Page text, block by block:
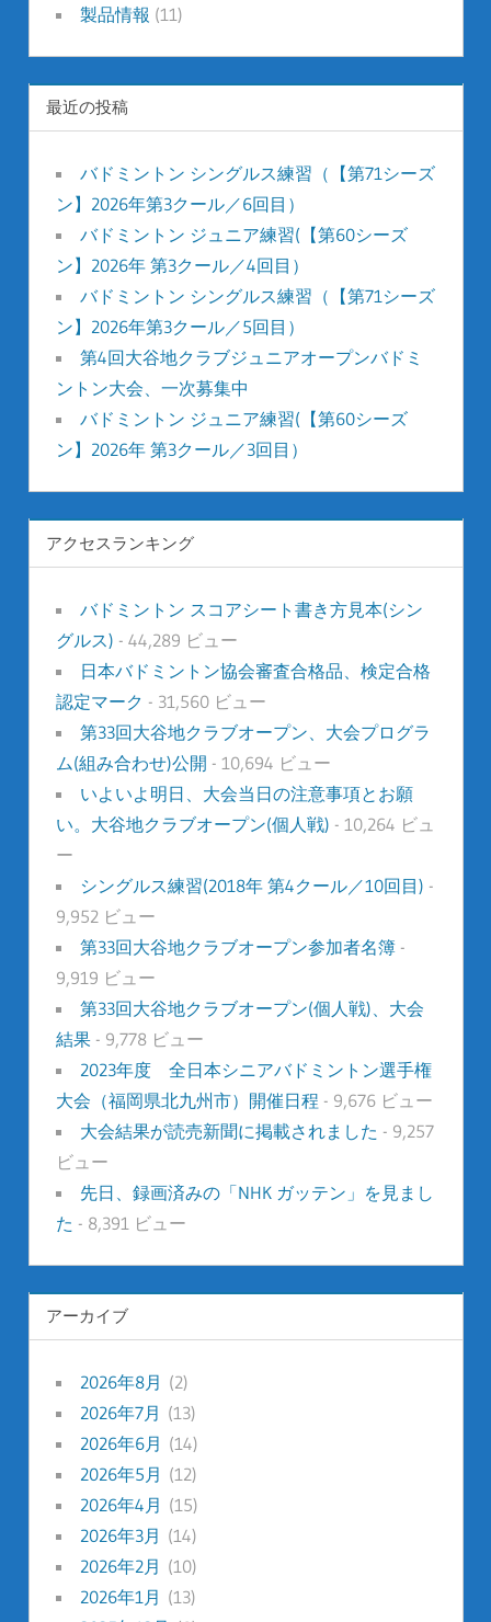
製品情報 (11)
最近の投稿
バドミントン シングルス練習（【第71シーズ
ン】2026年第3クール／6回目）
バドミントン ジュニア練習(【第60シーズ
ン】2026年 第3クール／4回目）
バドミントン シングルス練習（【第71シーズ
ン】2026年第3クール／5回目）
第4回大谷地クラブジュニアオープンバドミ
ントン大会、一次募集中
バドミントン ジュニア練習(【第60シーズ
ン】2026年 第3クール／3回目）
アクセスランキング
バドミントン スコアシート書き方見本(シン
グルス) - 44,289 ビュー
日本バドミントン協会審査合格品、検定合格
認定マーク - 31,560 ビュー
第33回大谷地クラブオープン、大会プログラ
ム(組み合わせ)公開 - 10,694 ビュー
いよいよ明日、大会当日の注意事項とお願
い。大谷地クラブオープン(個人戦) - 10,264 ビュ
ー
シングルス練習(2018年 第4クール／10回目) -
9,952 ビュー
第33回大谷地クラブオープン参加者名簿-
9,919 ビュー
第33回大谷地クラブオープン(個人戦)、大会
結果- 9,778 ビュー
2023年度 全日本シニアバドミントン選手権
大会（福岡県北九州市）開催日程 - 9,676 ビュー
大会結果が読売新聞に掲載されました - 9,257
ビュー
先日、録画済みの「NHK ガッテン」を見まし
た - 8,391 ビュー
アーカイブ
2026年8月 (2)
2026年7月 (13)
2026年6月 (14)
2026年5月 (12)
2026年4月 (15)
2026年3月 (14)
2026年2月 (10)
2026年1月 (13)